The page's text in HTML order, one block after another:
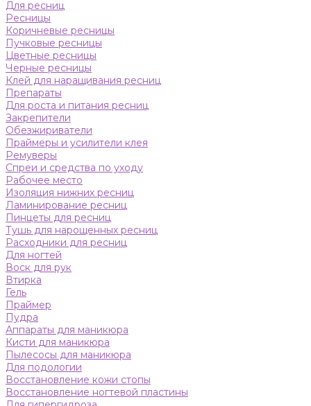
Для ресниц
Ресницы
Коричневые ресницы
Пучковые ресницы
Цветные ресницы
Черные ресницы
Клей для наращивания ресниц
Препараты
Для роста и питания ресниц
Закрепители
Обезжириватели
Праймеры и усилители клея
Ремуверы
Спреи и средства по уходу
Рабочее место
Изоляция нижних ресниц
Ламинирование ресниц
Пинцеты для ресниц
Тушь для нарощенных ресниц
Расходники для ресниц
Для ногтей
Воск для рук
Втирка
Гель
Праймер
Пудра
Аппараты для маникюра
Кисти для маникюра
Пылесосы для маникюра
Для подологии
Восстановление кожи стопы
Восстановление ногтевой пластины